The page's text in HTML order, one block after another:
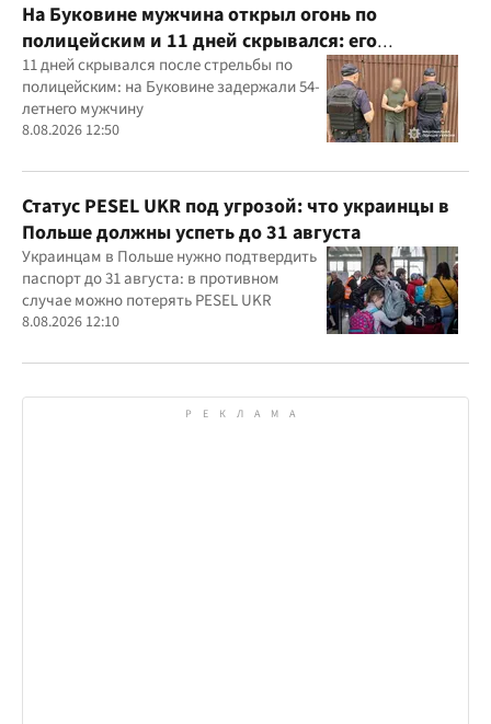
На Буковине мужчина открыл огонь по
полицейским и 11 дней скрывался: его
задержали
11 дней скрывался после стрельбы по
полицейским: на Буковине задержали 54-
летнего мужчину
8.08.2026 12:50
Статус PESEL UKR под угрозой: что украинцы в
Польше должны успеть до 31 августа
Украинцам в Польше нужно подтвердить
паспорт до 31 августа: в противном
случае можно потерять PESEL UKR
8.08.2026 12:10